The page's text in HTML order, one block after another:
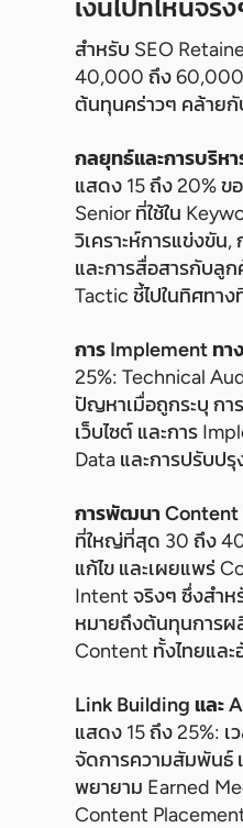
เงินไปที่ไหนจริ
สำหรับ SEO
40,000 ถึง 60,000
ต้นทุนคร่าวๆ คล้าย
กลยุทธ์และการบริห
แสดง 15 ถึง 20% ข
Senior ที่ใช้ใน
วิเคราะห์การแข่งขัน,
และการสื่อสารกับลูก
Tactic ชี้ไปในทิศทา
การ Implement ทา
25%: Technical
ปัญหาเมื่อถูกระบุ ก
เว็บไซต์ และการ
Data และการปรับป
การพัฒนา Content
ที่ใหญ่ที่สุด 30 ถึง
แก้ไข และเผยแพร่
Intent จริงๆ ซึ่งสำห
หมายถึงต้นทุนการผ
Content ทั้งไทยแล
Link Building และ
แสดง 15 ถึง 25%: เ
จัดการความสัมพันธ์
พยายาม Earned
Content